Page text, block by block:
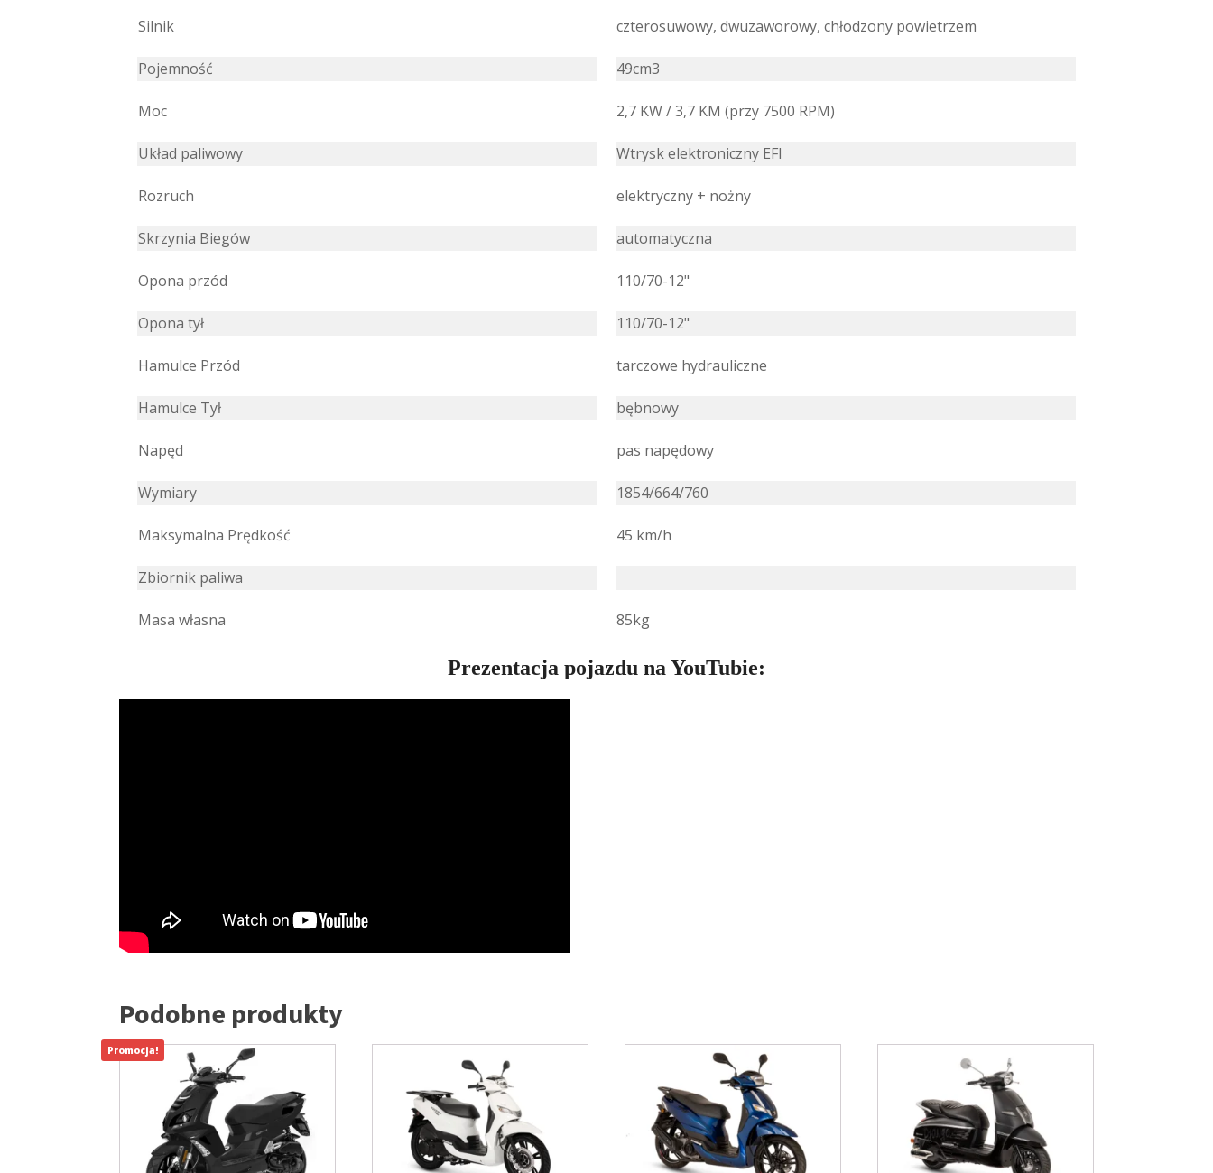
Silnik czterosuwowy, dwuzaworowy, chłodzony powietrzem
Pojemność 49cm3
Moc 2,7 KW / 3,7 KM (przy 7500 RPM)
Układ paliwowy Wtrysk elektroniczny EFI
Rozruch elektryczny + nożny
Skrzynia Biegów automatyczna
Opona przód 110/70-12"
Opona tył 110/70-12"
Hamulce Przód tarczowe hydrauliczne
Hamulce Tył bębnowy
Napęd pas napędowy
Wymiary 1854/664/760
Maksymalna Prędkość 45 km/h
Zbiornik paliwa
Masa własna 85kg
Prezentacja pojazdu na YouTubie:
Podobne produkty
Promocja!